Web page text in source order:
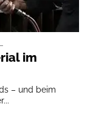
im
– und beim